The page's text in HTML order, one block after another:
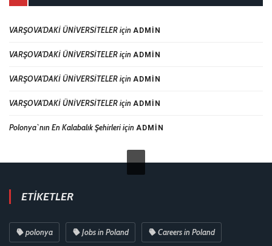
VARŞOVA’DAKİ ÜNİVERSİTELERiçin ADMIN
VARŞOVA’DAKİ ÜNİVERSİTELERiçin ADMIN
VARŞOVA’DAKİ ÜNİVERSİTELERiçin ADMIN
VARŞOVA’DAKİ ÜNİVERSİTELERiçin ADMIN
Polonya`nın En Kalabalık Şehirleriiçin ADMIN
ETIKETLER
polonya Jobs in Poland Careers in Poland